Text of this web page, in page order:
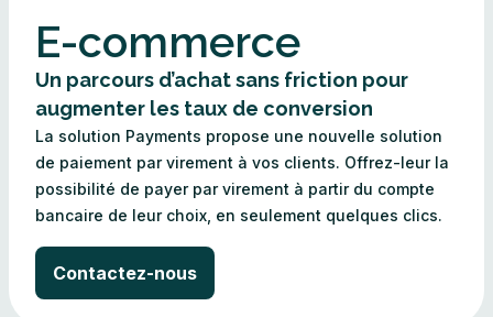
E-commerce
Un parcours d’achat sans friction pour
augmenter les taux de conversion
La solution Payments propose une nouvelle solution
de paiement par virement à vos clients. Offrez-leur la
possibilité de payer par virement à partir du compte
bancaire de leur choix, en seulement quelques clics.
Contactez-nous